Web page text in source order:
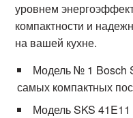
уровнем
компактности и
на вашей кухне.
Модель № 1 Bosch
самых компактных
Модель SKS